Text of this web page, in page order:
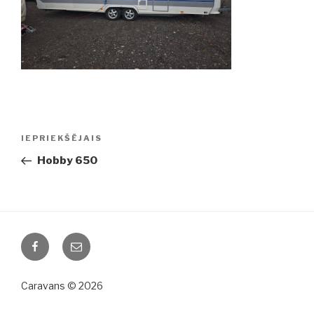
Ziņu
Iepriekšējā
ziņa:
IEPRIEKŠĒJAIS
Hobby 650
FacebookEmail
Caravans © 2026